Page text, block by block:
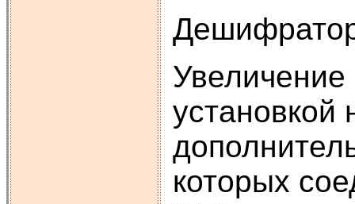
Увеличение
установкой
которых